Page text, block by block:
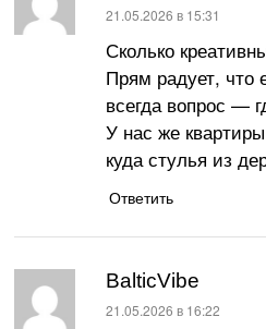
:
21.05.2026 в 15:31
Сколько
Прям радует, что
всегда вопрос —
У нас же
куда стулья из
Ответить
BalticVibe
:
21.05.2026 в 16:22